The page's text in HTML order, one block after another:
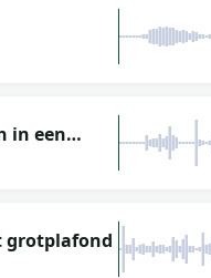
in een
grotplafond